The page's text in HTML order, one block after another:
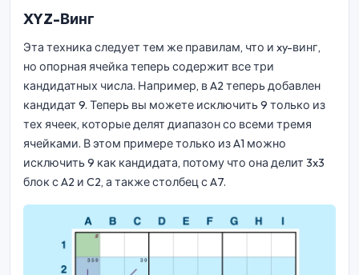
XYZ-Винг
Эта техника следует тем же правилам, что и xy-винг,
но опорная ячейка теперь содержит все три
кандидатных числа. Например, в A2 теперь добавлен
кандидат 9. Теперь вы можете исключить 9 только из
тех ячеек, которые делят диапазон со всеми тремя
ячейками. В этом примере только из A1 можно
исключить 9 как кандидата, потому что она делит 3x3
блок с A2 и C2, а также столбец с A7.